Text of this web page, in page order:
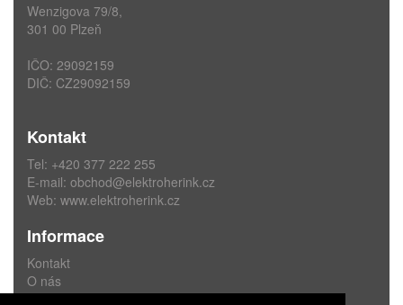
Wenzigova 79/8,
301 00 Plzeň
IČO: 29092159
DIČ: CZ29092159
Kontakt
Tel: +420 377 222 255
E-mail: obchod@elektroherink.cz
Web: www.elektroherink.cz
Informace
Kontakt
O nás
Obchodní podmínky